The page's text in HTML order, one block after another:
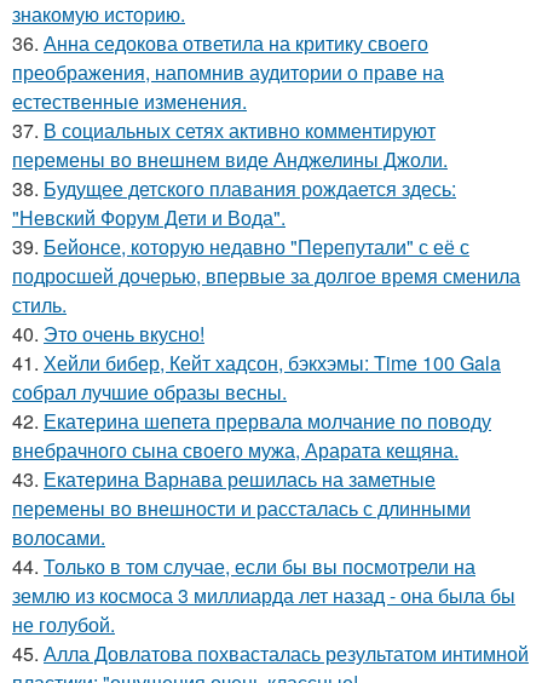
знакомую историю.
36. Анна седокова ответила на критику своего
преображения, напомнив аудитории о праве на
естественные изменения.
37. В социальных сетях активно комментируют
перемены во внешнем виде Анджелины Джоли.
38. Будущее детского плавания рождается здесь:
"Невский Форум Дети и Вода".
39. Бейонсе, которую недавно "Перепутали" с её с
подросшей дочерью, впервые за долгое время сменила
стиль.
40. Это очень вкусно!
41. Хейли бибер, Кейт хадсон, бэкхэмы: Time 100 Gala
собрал лучшие образы весны.
42. Екатерина шепета прервала молчание по поводу
внебрачного сына своего мужа, Арарата кещяна.
43. Екатерина Варнава решилась на заметные
перемены во внешности и рассталась с длинными
волосами.
44. Только в том случае, если бы вы посмотрели на
землю из космоса 3 миллиарда лет назад - она была бы
не голубой.
45. Алла Довлатова похвасталась результатом интимной